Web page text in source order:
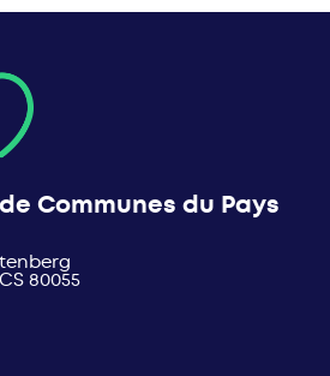
Communes du Pays
80055